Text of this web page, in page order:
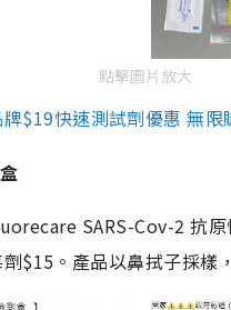
點擊圖片放大
$19快速測試劑優惠 無
SARS-Cov-2 抗
$15。產品以鼻拭子採樣